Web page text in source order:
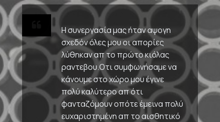
Η συνεργασία μας ήταν αψογη
σχεδόν όλες μου οι απορίες
λύθηκαν απ το πρώτο κιόλας
ραντεβου.Οτι συμφωνήσαμε να
κάνουμε στο χώρο μου έγινε
πολύ καλύτερο απ ότι
φανταζόμουν οπότε έμεινα πολύ
ευχαριστημένη απ το αισθητικό